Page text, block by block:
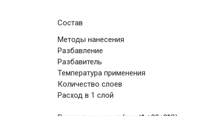
Состав
Методы нанесения
Разбавление
Разбавитель
Температура применения
Количество слоев
Расход в 1 слой